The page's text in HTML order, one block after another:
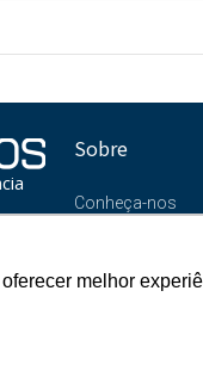
melhor
melhor
Sobre
Conheça-nos
Oportunidades